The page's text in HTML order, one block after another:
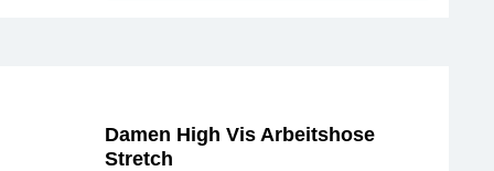
Damen High Vis Arbeitshose
Stretch